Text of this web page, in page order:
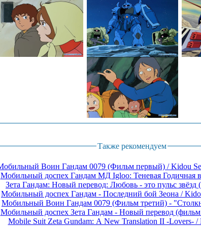
Также рекомендуем
Мобильный доспех Гандам МД Igloo: Теневая Годичная
Мобильный Воин Гандам 0079 (Фильм третий) -
Мобильный доспех Зета Гандам - Новый перевод
Mobile Suit Zeta Gundam: A New Translation II -Lovers-